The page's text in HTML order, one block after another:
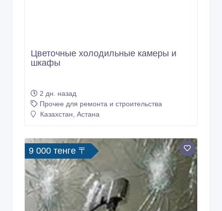
Цветочные холодильные камеры и
шкафы
2 дн. назад
Прочее для ремонта и строительства
Казахстан, Астана
9 000 тенге 〒